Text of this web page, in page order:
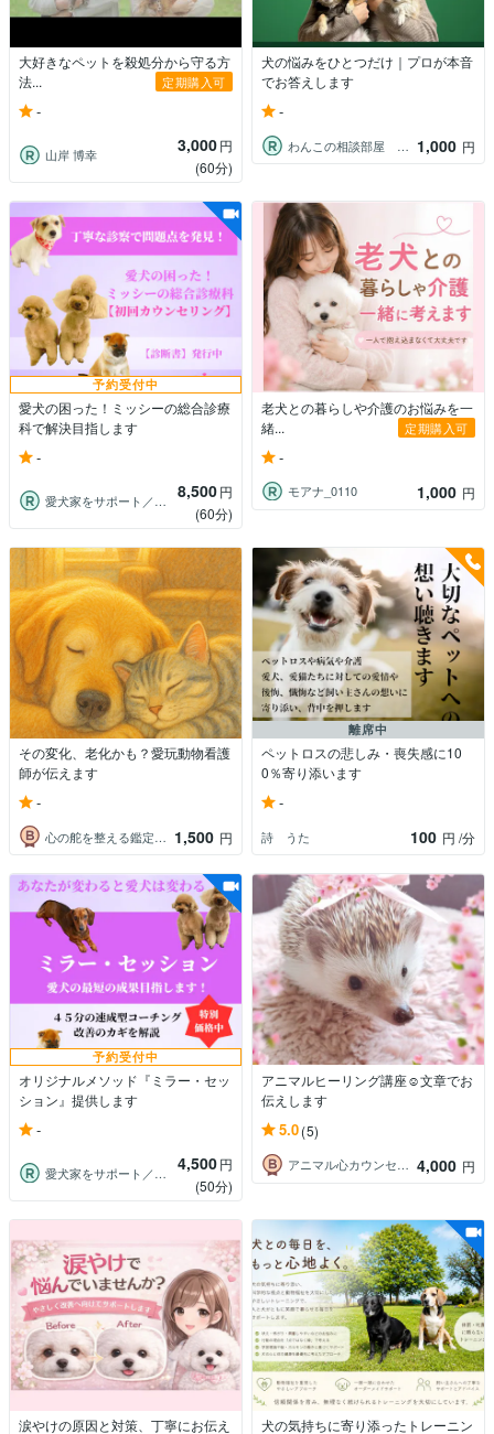
大好きなペットを殺処分から守る方
法...
定期購入可
-
山岸 博幸 3,000円
(60分)
犬の悩みをひとつだけ｜プロが本音
でお答えします
-
わんこの相談部屋 酒井伸明 1,000 円
予約受付中
愛犬の困った！ミッシーの総合診療
科で解決目指します
-
愛犬家をサポート／コーチ＆メモリアル動画 8,500円
(60分)
老犬との暮らしや介護のお悩みを一
緒...
定期購入可
-
モアナ_0110 1,000 円
その変化、老化かも？愛玩動物看護
師が伝えます
-
心の舵を整える鑑定師⭐️Sei 1,500 円
離席中
ペットロスの悲しみ・喪失感に10
0％寄り添います
-
詩 うた 100 円 /分
予約受付中
オリジナルメソッド『ミラー・セッ
ション』提供します
-
愛犬家をサポート／コーチ＆メモリアル動画 4,500円
(50分)
アニマルヒーリング講座☺️文章でお
伝えします
5.0(5)
アニマル心カウンセラーnatural 4,000 円
涙やけの原因と対策、丁寧にお伝え
犬の気持ちに寄り添ったトレーニン